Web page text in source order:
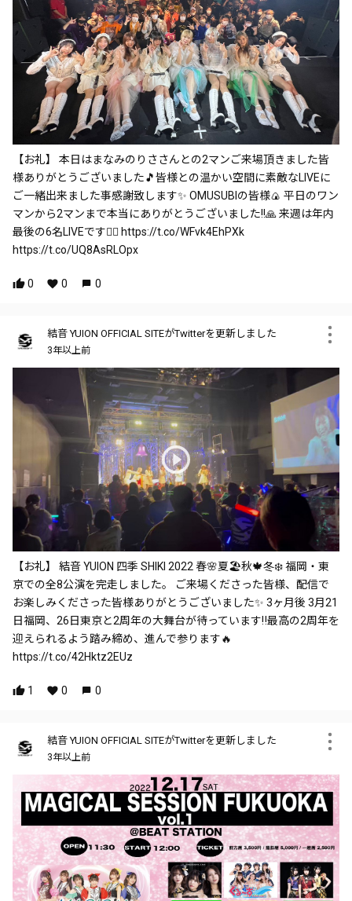
【お礼】 本日はまなみのりささんとの2マンご来場頂きました皆
様ありがとうございました🎵皆様との温かい空間に素敵なLIVEに
ご一緒出来ました事感謝致します✨ OMUSUBIの皆様🍙 平日のワン
マンから2マンまで本当にありがとうございました!!🙏 来週は年内
最後の6名LIVEです❤️‍🔥 https://t.co/WFvk4EhPXk
https://t.co/UQ8AsRLOpx
0 0 0
結音 YUION OFFICIAL SITEがTwitterを更新しました
3年以上前
【お礼】 結音 YUION 四季 SHIKI 2022 春🌸夏🏖秋🍁冬❄️ 福岡・東
京での全8公演を完走しました。 ご来場くださった皆様、配信で
お楽しみくださった皆様ありがとうございました✨ 3ヶ月後 3月21
日福岡、26日東京と2周年の大舞台が待っています‼️最高の2周年を
迎えられるよう踏み締め、進んで参ります🔥
https://t.co/42Hktz2EUz
1 0 0
結音 YUION OFFICIAL SITEがTwitterを更新しました
3年以上前